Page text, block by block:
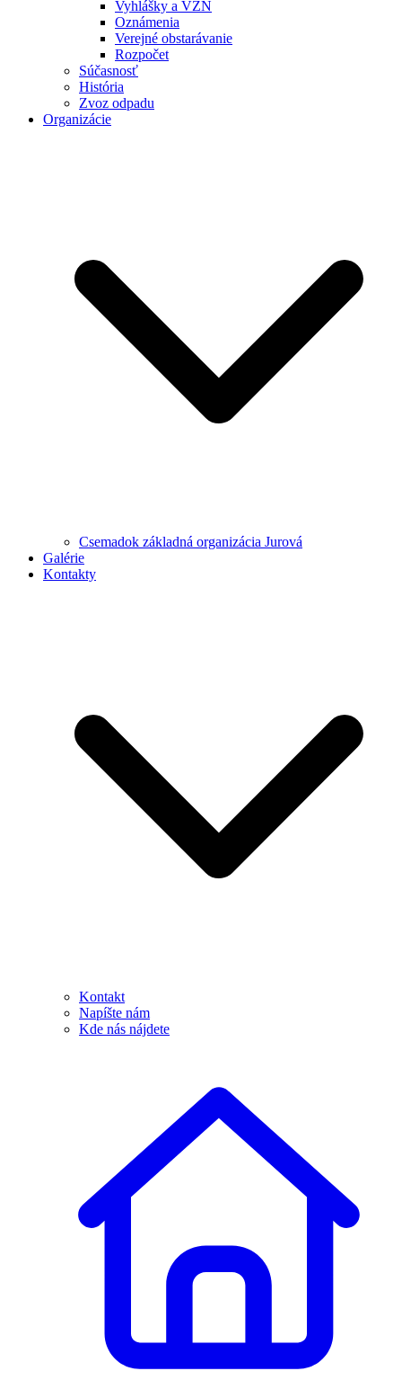
Vyhlášky a VZN
Oznámenia
Verejné obstarávanie
Rozpočet
Súčasnosť
História
Zvoz odpadu
Organizácie
Csemadok základná organizácia Jurová
Galérie
Kontakty
Kontakt
Napíšte nám
Kde nás nájdete